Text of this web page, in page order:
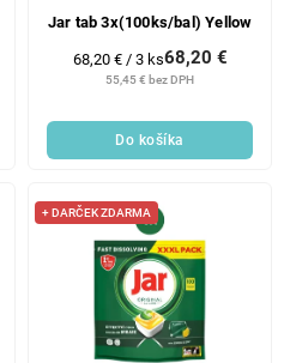
Jar tab 3x(100ks/bal) Yellow
55,45 € bez DPH
68,20 €
Jednotková
cena:
68,20 € / 3 ks
Do košíka
+ DARČEK ZDARMA